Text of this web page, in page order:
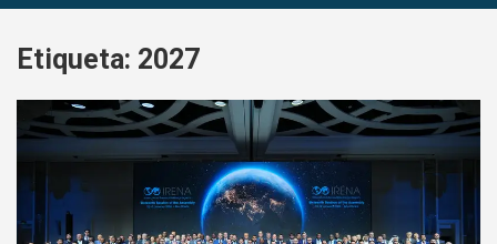
Etiqueta: 2027